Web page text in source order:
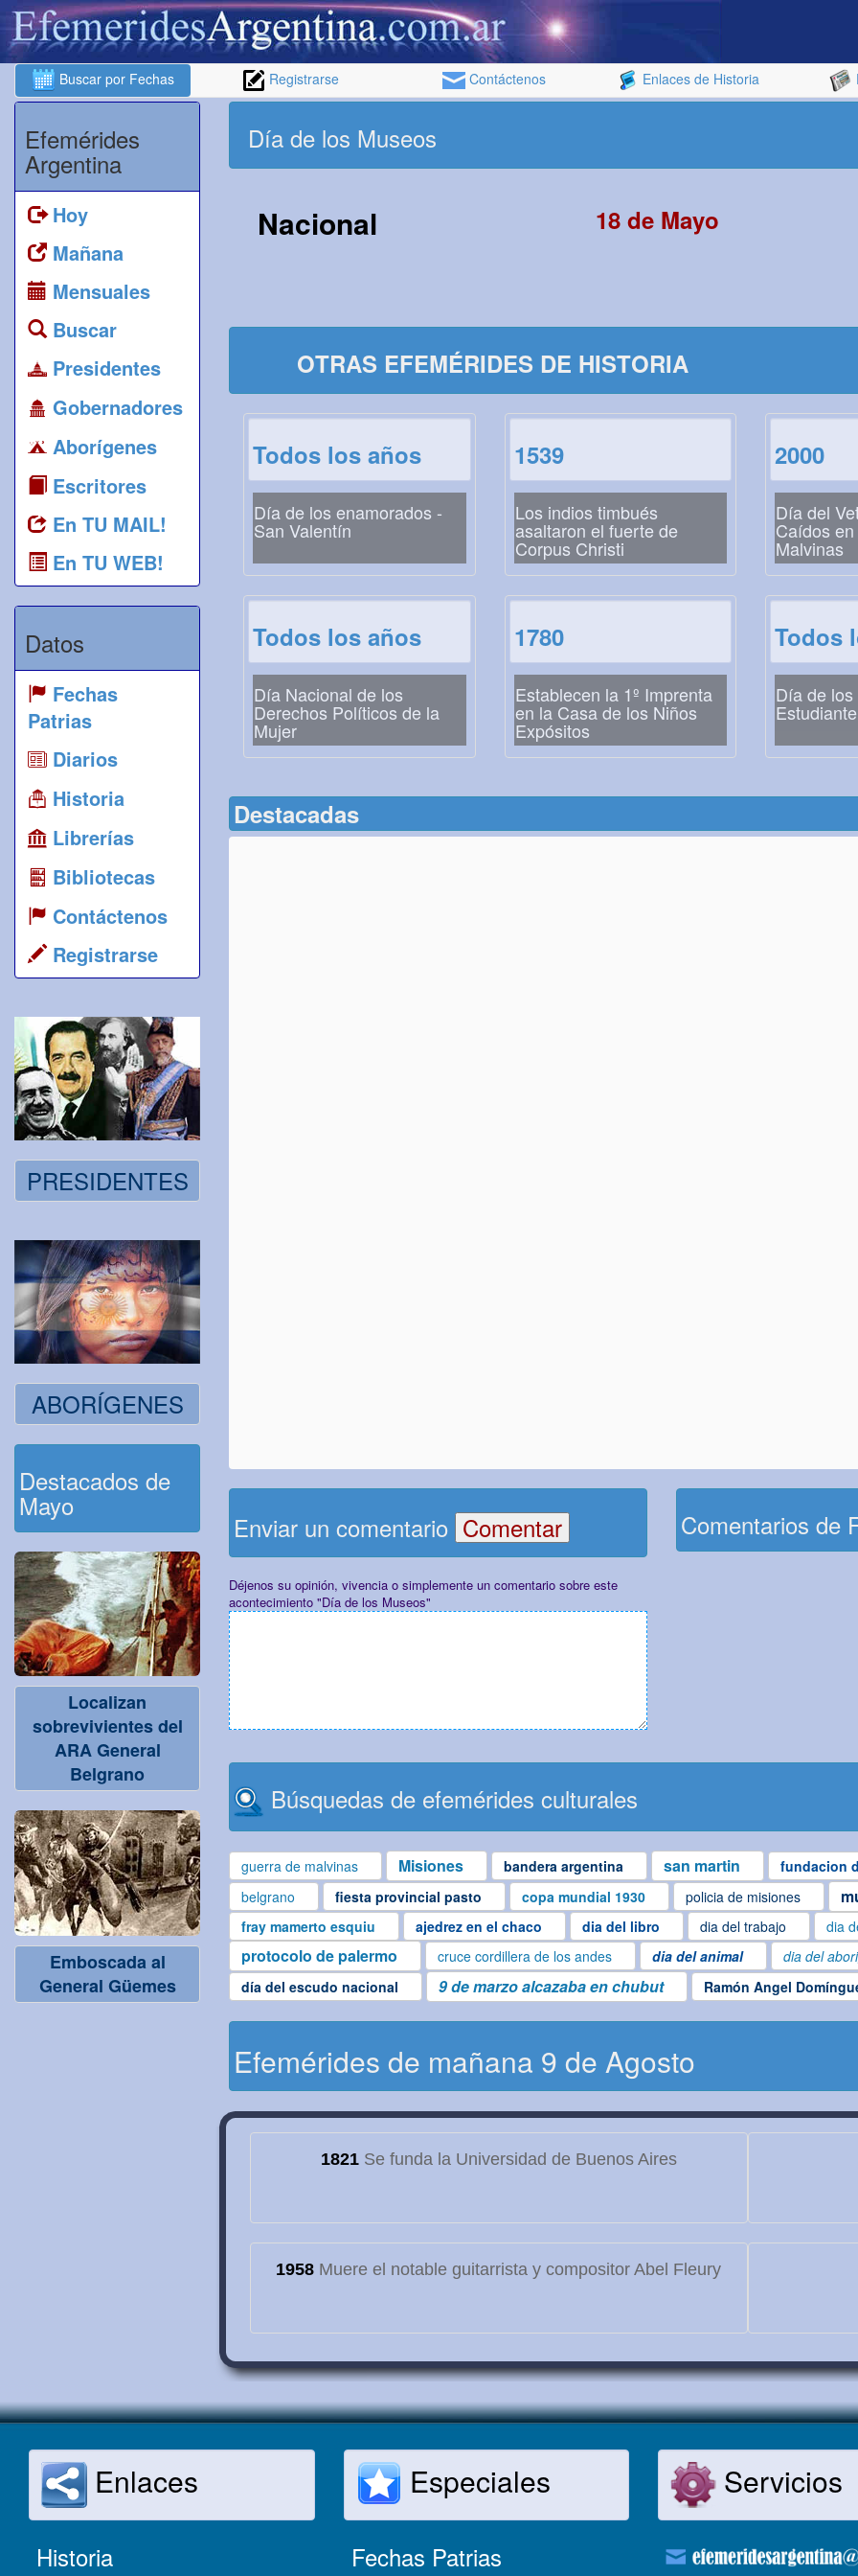
Buscar por Fechas Registrarse Contáctenos Enlaces de Historia
Efemérides
Argentina
Hoy
Mañana
Mensuales
Buscar
Presidentes
Gobernadores
Aborígenes
Escritores
En TU MAIL!
En TU WEB!
Datos
Fechas
Patrias
Diarios
Historia
Librerías
Bibliotecas
Contáctenos
Registrarse
PRESIDENTES
ABORÍGENES
Destacados de
Mayo
Localizan
sobrevivientes del
ARA General
Belgrano
Emboscada al
General Güemes
Día de los Museos
Nacional 18 de Mayo
OTRAS EFEMÉRIDES DE HISTORIA
Todos los años
Día de los enamorados -
San Valentín
1539
Los indios timbués
asaltaron el fuerte de
Corpus Christi
2000
Día del
Caídos
Malvinas
Todos los años
Día Nacional de los
Derechos Políticos de la
Mujer
1780
Establecen la 1º Imprenta
en la Casa de los Niños
Expósitos
Todos
Día de
Destacadas
Enviar un comentario
Déjenos su opinión, vivencia o simplemente un comentario sobre este
acontecimiento "Día de los Museos"
Comentarios de
Búsquedas de efemérides culturales
guerra de malvinas Misiones bandera argentina san martin fundacion
belgrano
fiesta provincial pasto copa mundial 1930 policia de misiones
fray mamerto esquiu
ajedrez en el chaco dia del libro dia del trabajo dia
protocolo de palermo cruce cordillera de los andes dia del animal dia del
día del escudo nacional
9 de marzo alcazaba en chubut Ramón Angel
Efemérides de mañana 9 de Agosto
1821Se funda la Universidad de Buenos Aires
1958 Muere el notable guitarrista y compositor Abel Fleury
Enlaces
Historia
Especiales
Fechas Patrias
Servicios